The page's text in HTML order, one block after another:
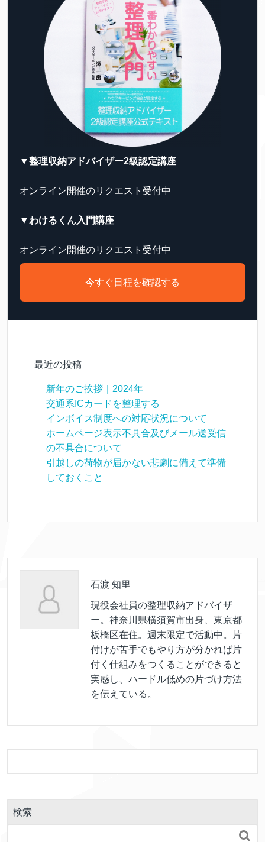
▼整理収納アドバイザー2級認定講座
オンライン開催のリクエスト受付中
▼わけるくん入門講座
オンライン開催のリクエスト受付中
今すぐ日程を確認する
最近の投稿
新年のご挨拶｜2024年
交通系ICカードを整理する
インボイス制度への対応状況について
ホームページ表示不具合及びメール送受信
の不具合について
引越しの荷物が届かない悲劇に備えて準備
しておくこと
石渡 知里
現役会社員の整理収納アドバイザ
ー。神奈川県横須賀市出身、東京都
板橋区在住。週末限定で活動中。片
付けが苦手でもやり方が分かれば片
付く仕組みをつくることができると
実感し、ハードル低めの片づけ方法
を伝えている。
検索
